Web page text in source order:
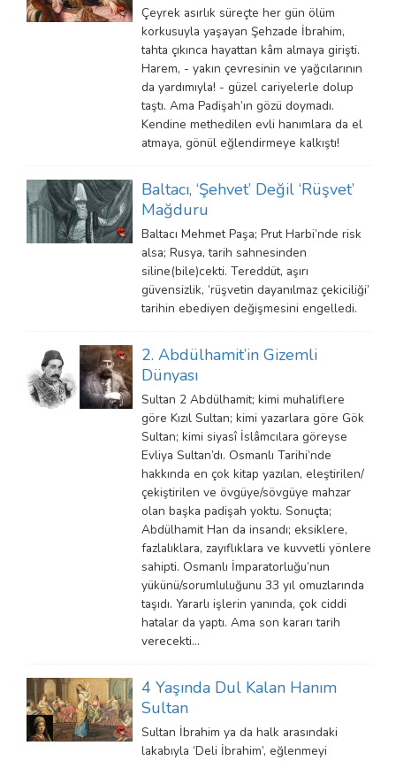
Çeyrek asırlık süreçte her gün ölüm
korkusuyla yaşayan Şehzade İbrahim,
tahta çıkınca hayattan kâm almaya girişti.
Harem, - yakın çevresinin ve yağcılarının
da yardımıyla! - güzel cariyelerle dolup
taştı. Ama Padişah’ın gözü doymadı.
Kendine methedilen evli hanımlara da el
atmaya, gönül eğlendirmeye kalkıştı!
Baltacı, ‘Şehvet’ Değil ‘Rüşvet’
Mağduru
Baltacı Mehmet Paşa; Prut Harbi’nde risk
alsa; Rusya, tarih sahnesinden
siline(bile)cekti. Tereddüt, aşırı
güvensizlik, ‘rüşvetin dayanılmaz çekiciliği’
tarihin ebediyen değişmesini engelledi.
2. Abdülhamit’in Gizemli
Dünyası
Sultan 2 Abdülhamit; kimi muhaliflere
göre Kızıl Sultan; kimi yazarlara göre Gök
Sultan; kimi siyasî İslâmcılara göreyse
Evliya Sultan’dı. Osmanlı Tarihi’nde
hakkında en çok kitap yazılan, eleştirilen/
çekiştirilen ve övgüye/sövgüye mahzar
olan başka padişah yoktu. Sonuçta;
Abdülhamit Han da insandı; eksiklere,
fazlalıklara, zayıflıklara ve kuvvetli yönlere
sahipti. Osmanlı İmparatorluğu’nun
yükünü/sorumluluğunu 33 yıl omuzlarında
taşıdı. Yararlı işlerin yanında, çok ciddi
hatalar da yaptı. Ama son kararı tarih
verecekti…
4 Yaşında Dul Kalan Hanım
Sultan
Sultan İbrahim ya da halk arasındaki
lakabıyla ‘Deli İbrahim’, eğlenmeyi